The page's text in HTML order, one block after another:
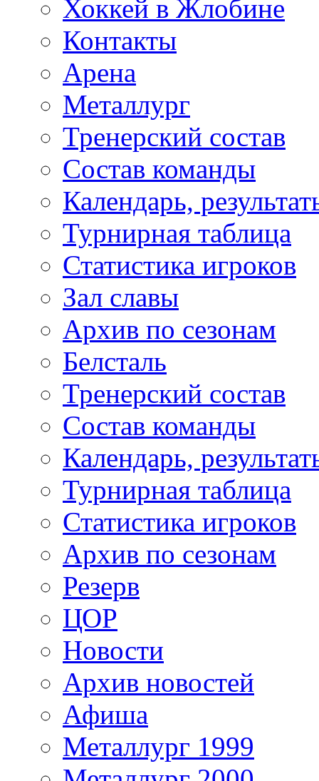
Хоккей в Жлобине
Контакты
Арена
Металлург
Тренерский состав
Состав команды
Календарь,
Турнирная таблица
Статистика игроков
Зал славы
Архив по сезонам
Белсталь
Тренерский состав
Состав команды
Календарь,
Турнирная таблица
Статистика игроков
Архив по сезонам
Резерв
ЦОР
Новости
Архив новостей
Афиша
Металлург 1999